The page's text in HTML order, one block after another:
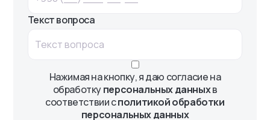
Текст вопроса
Нажимая на кнопку, я даю согласие на
обработкуперсональных данныхв
соответствии сполитикой обработки
персональных данных